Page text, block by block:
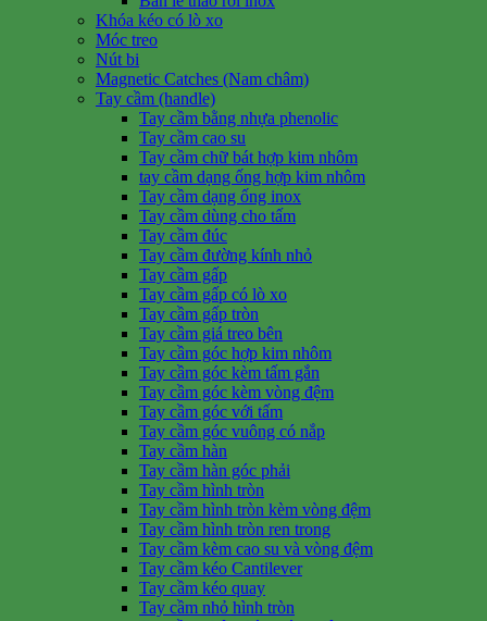
Khóa kéo có lò xo
Móc treo
Nút bi
Magnetic Catches (Nam châm)
Tay cầm (handle)
Tay cầm bằng nhựa phenolic
Tay cầm cao su
Tay cầm chữ bát hợp kim nhôm
tay cầm dạng ống hợp kim nhôm
Tay cầm dạng ống inox
Tay cầm dùng cho tấm
Tay cầm đúc
Tay cầm đường kính nhỏ
Tay cầm gấp
Tay cầm gấp có lò xo
Tay cầm gấp tròn
Tay cầm giá treo bên
Tay cầm góc hợp kim nhôm
Tay cầm góc kèm tấm gắn
Tay cầm góc kèm vòng đệm
Tay cầm góc với tấm
Tay cầm góc vuông có nắp
Tay cầm hàn
Tay cầm hàn góc phải
Tay cầm hình tròn
Tay cầm hình tròn kèm vòng đệm
Tay cầm hình tròn ren trong
Tay cầm kèm cao su và vòng đệm
Tay cầm kéo Cantilever
Tay cầm kéo quay
Tay cầm nhỏ hình tròn